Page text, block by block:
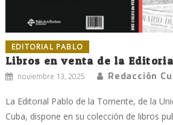
EDITORIAL PABLO
Libros en venta de la
noviembre 13, 2025 Redacción
La Editorial Pablo de la Torriente, de la
Cuba, dispone en su colección de libros